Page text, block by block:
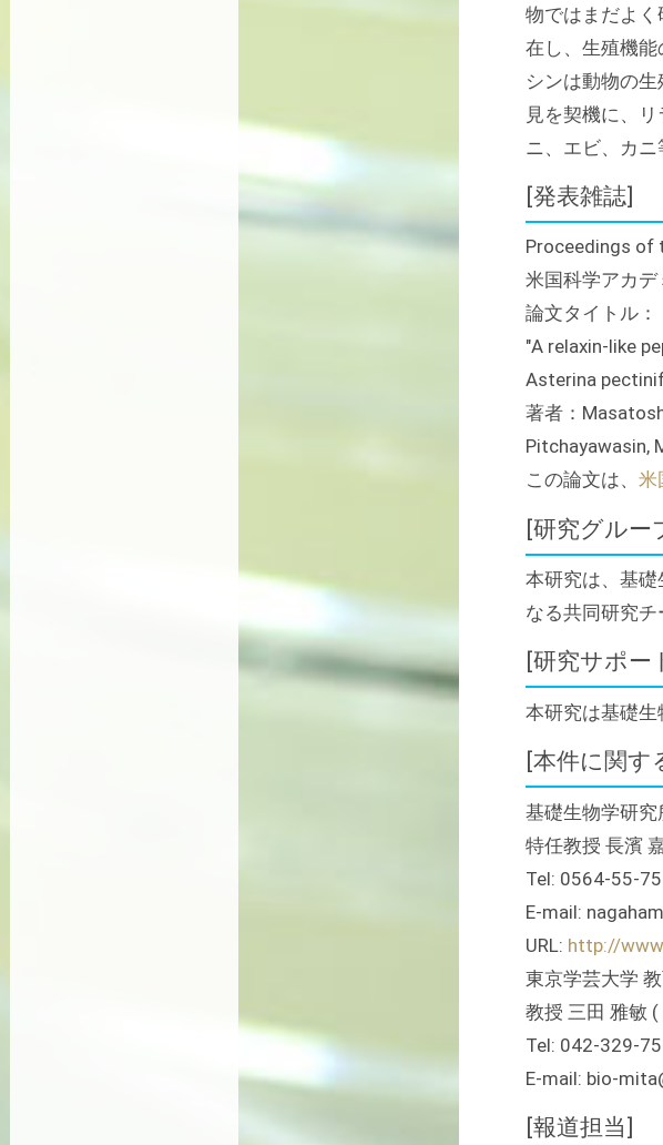
物ではまだよ
在し、生殖機
シンは動物の
見を契機に、
ニ、エビ、カニ
[発表雑誌]
Proceedings of
米国科学アカ
論文タイトル：
"A relaxin-like
Asterina
著者：
Pitchayawasin,
この論文は、 米
[研究グルー
本研究は、基
なる共同研究チ
[研究サポー
本研究は基礎生
[本件に関す
基礎生物学研
特任教授 長濱
Tel: 0564-55-
E-mail:
URL: http://
東京学芸大学
教授 三田 雅敏
Tel: 042-329-
E-mail: bio-
[報道担当]